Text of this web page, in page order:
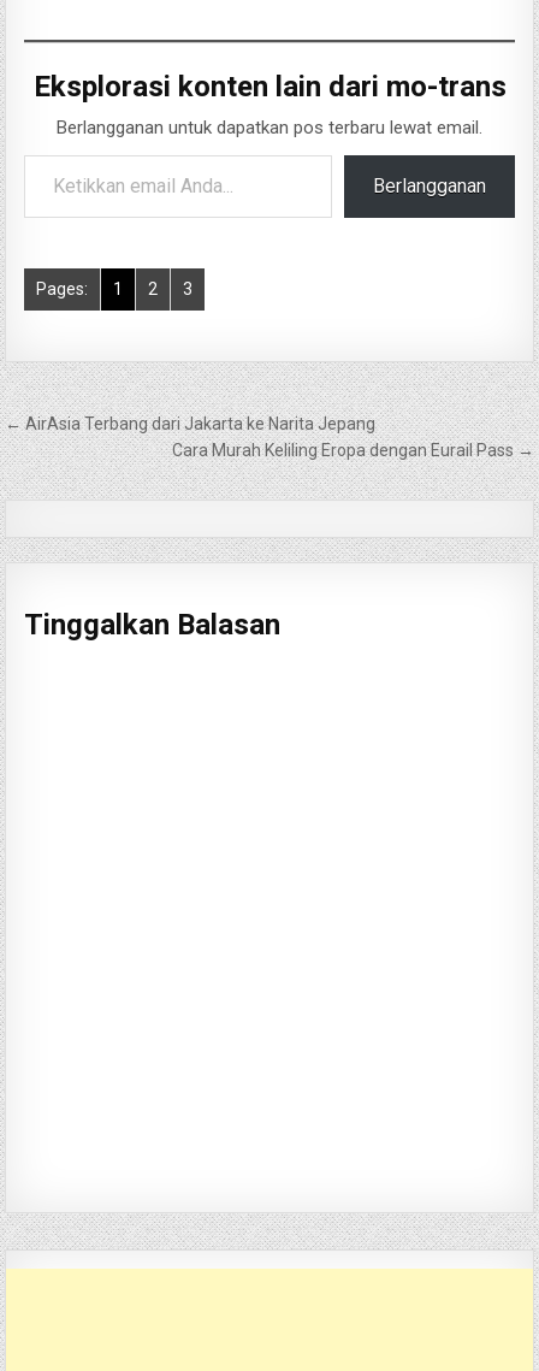
Eksplorasi konten lain dari mo-trans
Berlangganan untuk dapatkan pos terbaru lewat email.
Ketikkan email Anda...
Berlangganan
Pages: 1 2 3
Navigasi
pos
← AirAsia Terbang dari Jakarta ke Narita Jepang
Cara Murah Keliling Eropa dengan Eurail Pass →
Tinggalkan Balasan